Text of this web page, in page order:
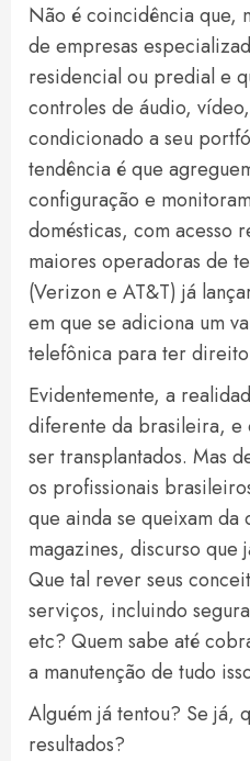
Não é coincidência que,
de empresas
residencial ou predial e
controles de áudio,
condicionado a seu
tendência é que
configuração e
domésticas, com acesso
maiores operadoras de
(Verizon e AT&T) já
em que se adiciona um
telefônica para ter
Evidentemente, a
diferente da brasileira, e
ser transplantados. Mas
os profissionais
que ainda se queixam da
magazines, discurso que
Que tal rever seus
serviços, incluindo
etc? Quem sabe até
a manutenção de tudo
Alguém já tentou? Se já,
resultados?